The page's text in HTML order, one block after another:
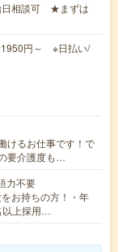
日相談可 ★まずは
円～ ※日払い/
けるお仕事です！で
要介護度も…
力不要
お持ちの方！・年
以上採用…